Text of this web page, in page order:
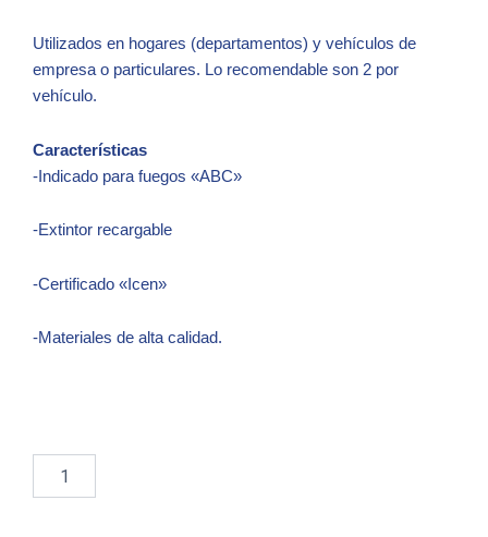
Utilizados en hogares (departamentos) y vehículos de
empresa o particulares. Lo recomendable son 2 por
vehículo.
Características
-Indicado para fuegos «ABC»
-Extintor recargable
-Certificado «Icen»
-Materiales de alta calidad.